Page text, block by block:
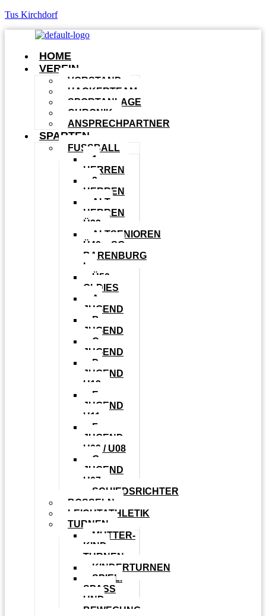
Tus Kirchdorf
HOME
VEREIN
VORSTAND
HACKERTEAM
SPORTANLAGE
CHRONIK
ANSPRECHPARTNER
SPARTEN
FUSSBALL
1.
HERREN
2.
HERREN
ALT-
HERREN
Ü32
ALTSENIOREN
Ü40 – SG
BARENBURG
I
Ü50
OLDIES
A-
JUGEND
B-
JUGEND
C-
JUGEND
D-
JUGEND
U13
E-
JUGEND
U11
F-
JUGEND
U09 / U08
G-
JUGEND
U07
SCHIEDSRICHTER
BOSSELN
LEICHTATHLETIK
TURNEN
MUTTER-
KIND-
TURNEN
KINDERTURNEN
SPIEL.
SPASS U
ND B
EWEGUNG